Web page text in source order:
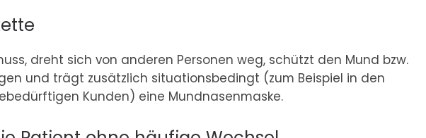
dreht sich von anderen Personen weg, schützt den Mund bzw.
und trägt zusätzlich situationsbedingt (zum Beispiel in den
Kunden) eine Mundnasenmaske.